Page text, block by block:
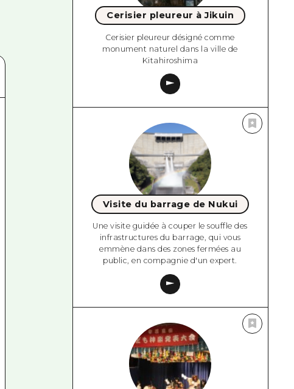
Cerisier pleureur à Jikuin
Cerisier pleureur désigné comme
monument naturel dans la ville de
Kitahiroshima
Visite du barrage de Nukui
Une visite guidée à couper le souffle des
infrastructures du barrage, qui vous
emmène dans des zones fermées au
public, en compagnie d'un expert.